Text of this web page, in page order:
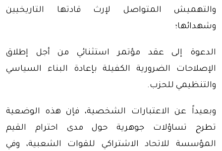
والتهميش المتواصل لإرث قادتها التاريخيين
وشهدائها؛
الدعوة إلى عقد مؤتمر استثنائي من أجل إطلاق
الإصلاحات الضرورية الكفيلة بإعادة البناء السياسي
والتنظيمي للحزب.
وبعيداً عن الاعتبارات الشخصية، فإن هذه الوضعية
تطرح تساؤلات جوهرية حول مدى احترام القيم
المؤسسة للاتحاد الاشتراكي للقوات الشعبية، وفي